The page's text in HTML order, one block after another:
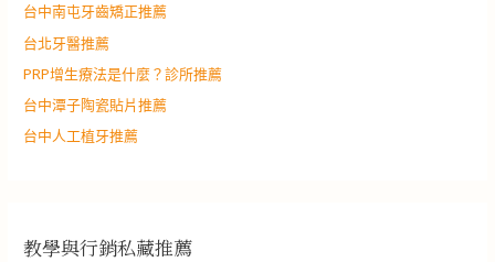
台中南屯牙齒矯正推薦
台北牙醫推薦
PRP增生療法是什麼？診所推薦
台中潭子陶瓷貼片推薦
台中人工植牙推薦
教學與行銷私藏推薦